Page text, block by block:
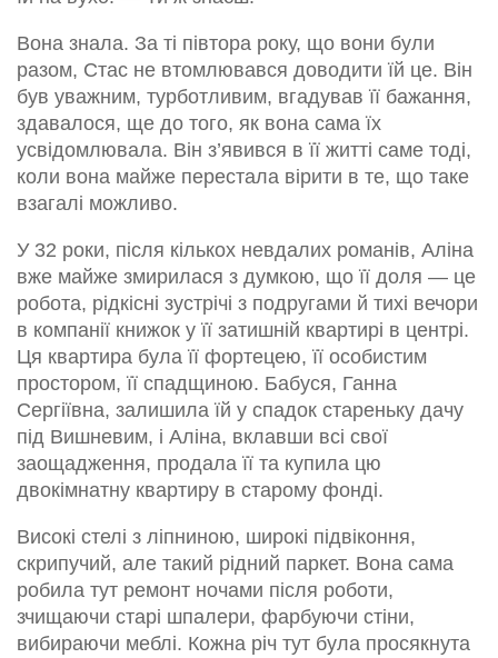
Вона знала. За ті півтора року, що вони були
разом, Стас не втомлювався доводити їй це. Він
був уважним, турботливим, вгадував її бажання,
здавалося, ще до того, як вона сама їх
усвідомлювала. Він з’явився в її житті саме тоді,
коли вона майже перестала вірити в те, що таке
взагалі можливо.
У 32 роки, після кількох невдалих романів, Аліна
вже майже змирилася з думкою, що її доля — це
робота, рідкісні зустрічі з подругами й тихі вечори
в компанії книжок у її затишній квартирі в центрі.
Ця квартира була її фортецею, її особистим
простором, її спадщиною. Бабуся, Ганна
Сергіївна, залишила їй у спадок стареньку дачу
під Вишневим, і Аліна, вклавши всі свої
заощадження, продала її та купила цю
двокімнатну квартиру в старому фонді.
Високі стелі з ліпниною, широкі підвіконня,
скрипучий, але такий рідний паркет. Вона сама
робила тут ремонт ночами після роботи,
зчищаючи старі шпалери, фарбуючи стіни,
вибираючи меблі. Кожна річ тут була просякнута